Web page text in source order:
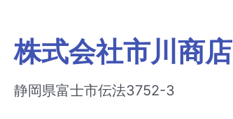
株式会社市川商店
静岡県富士市伝法3752-3